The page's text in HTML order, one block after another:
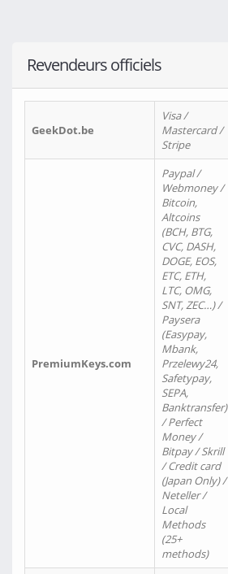
Revendeurs officiels
GeekDot.be
Visa /
Mastercard /
Stripe
PremiumKeys.com
Paypal /
Webmoney /
Bitcoin,
Altcoins
(BCH, BTG,
CVC, DASH,
DOGE, EOS,
ETC, ETH,
LTC, OMG,
SNT, ZEC…) /
Paysera
(Easypay,
Mbank,
Przelewy24,
Safetypay,
SEPA,
Banktransfer)
/ Perfect
Money /
Bitpay / Skrill
/ Credit card
(Japan Only) /
Neteller /
Local
Methods
(25+
methods)